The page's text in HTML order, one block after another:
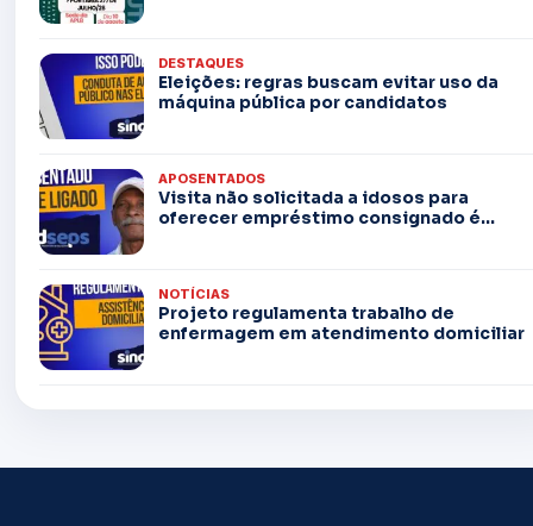
DESTAQUES
Eleições: regras buscam evitar uso da
máquina pública por candidatos
APOSENTADOS
Visita não solicitada a idosos para
oferecer empréstimo consignado é...
NOTÍCIAS
Projeto regulamenta trabalho de
enfermagem em atendimento domiciliar